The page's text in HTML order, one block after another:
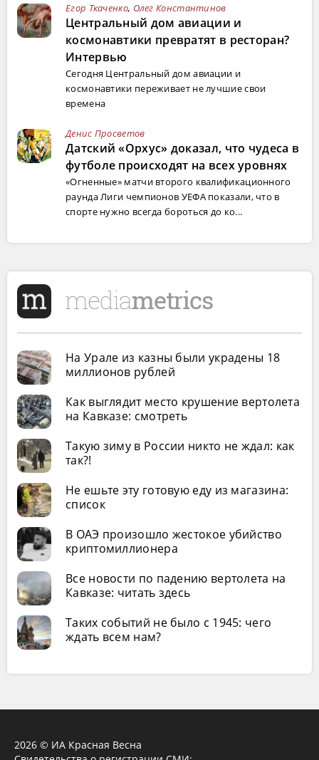
Егор Ткаченко, Олег Константинов
Центральный дом авиации и
космонавтики превратят в ресторан?
Интервью
Сегодня Центральный дом авиации и
космонавтики переживает не лучшие свои
времена
Денис Просветов
Датский «Орхус» доказал, что чудеса в
футболе происходят на всех уровнях
«Огненные» матчи второго квалификационного
раунда Лиги чемпионов УЕФА показали, что в
спорте нужно всегда бороться до ко...
На Урале из казны были украдены 18
миллионов рублей
Как выглядит место крушение вертолета
на Кавказе: смотреть
Такую зиму в России никто не ждал: как
так?!
Не ешьте эту готовую еду из магазина:
список
В ОАЭ произошло жестокое убийство
криптомиллионера
Все новости по падению вертолета на
Кавказе: читать здесь
Таких событий не было с 1945: чего
ждать всем нам?
2026 © ИА Красная Весна